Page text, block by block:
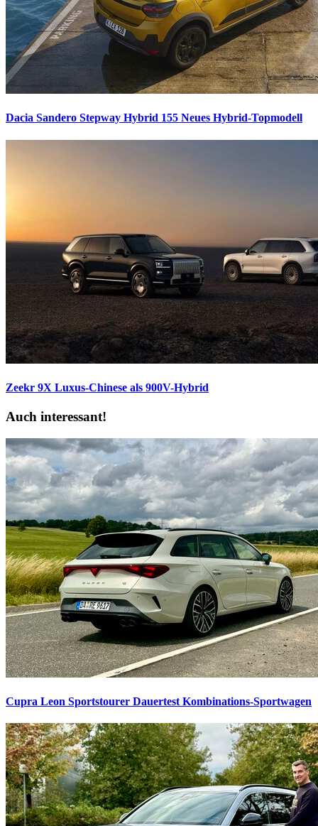
Dacia Sandero Stepway Hybrid 155 Neues Hybrid-Topmodell
Zeekr 9X Luxus-Chinese als 900V-Hybrid
Auch interessant!
Cupra Leon Sportstourer Dauertest Kombinations-Sportwagen